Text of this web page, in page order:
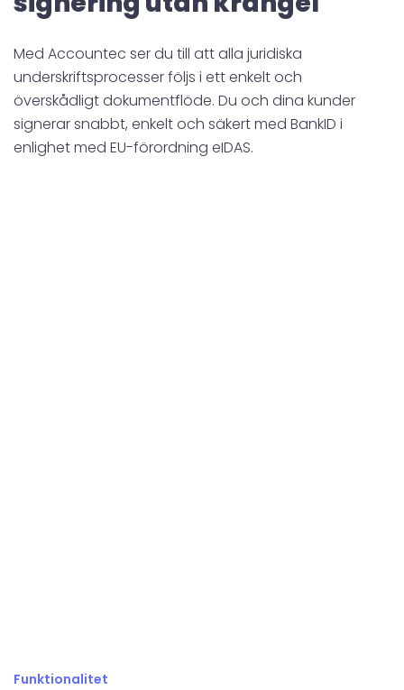
Med Accountec ser du till att alla juridiska
underskriftsprocesser följs i ett enkelt och
överskådligt dokumentflöde. Du och dina kunder
signerar snabbt, enkelt och säkert med BankID i
enlighet med EU-förordning eIDAS.
Funktionalitet